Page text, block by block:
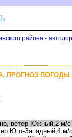
района -
ПРОГНОЗ ПОГОДЫ
:
ветер Южный,2 м/с
Юго-Западный,4 м/